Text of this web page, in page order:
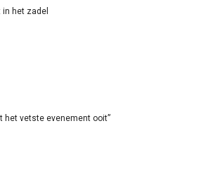
het zadel
het vetste evenement ooit”